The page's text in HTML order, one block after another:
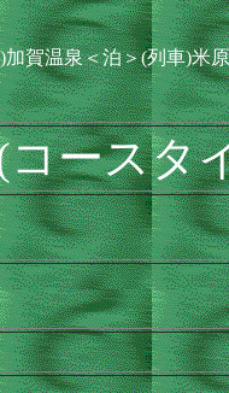
賀温泉＜泊＞(列車)米
コースタ